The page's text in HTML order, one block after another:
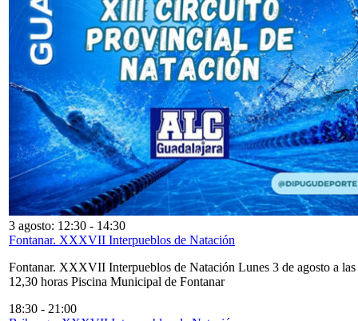
3 agosto: 12:30 - 14:30
Fontanar. XXXVII Interpueblos de Natación
Fontanar. XXXVII Interpueblos de Natación Lunes 3 de agosto a las
12,30 horas Piscina Municipal de Fontanar
18:30 - 21:00